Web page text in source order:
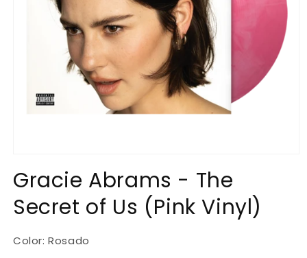
multimedia
1
en
una
Gracie Abrams - The
Secret of Us (Pink Vinyl)
Color: Rosado